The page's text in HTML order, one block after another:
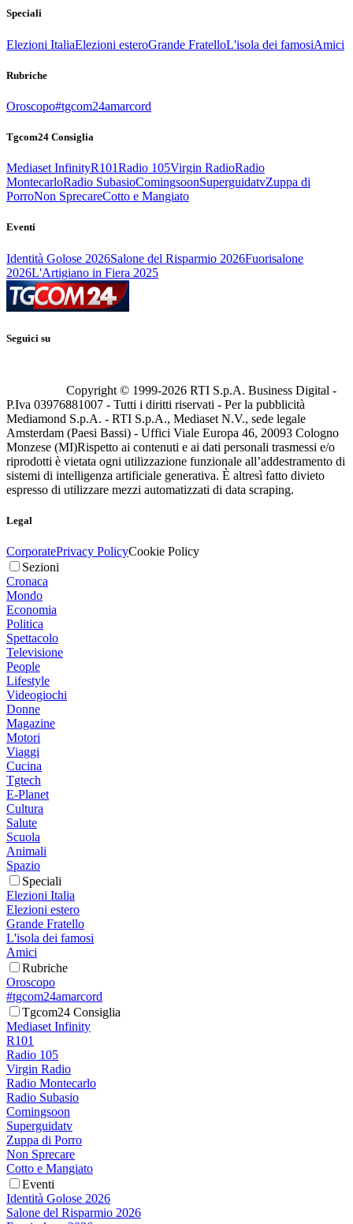
Speciali
Elezioni ItaliaElezioni esteroGrande FratelloL'isola dei famosiAmici
Rubriche
Oroscopo#tgcom24amarcord
Tgcom24 Consiglia
Mediaset InfinityR101Radio 105Virgin RadioRadio
MontecarloRadio SubasioComingsoonSuperguidatvZuppa di
PorroNon SprecareCotto e Mangiato
Eventi
Identità Golose 2026Salone del Risparmio 2026Fuorisalone
2026L'Artigiano in Fiera 2025
Seguici su
Copyright © 1999-2026 RTI S.p.A. Business Digital -
P.Iva 03976881007 - Tutti i diritti riservati - Per la pubblicità
Mediamond S.p.A. - RTI S.p.A., Mediaset N.V., sede legale
Amsterdam (Paesi Bassi) - Uffici Viale Europa 46, 20093 Cologno
Monzese (MI)Rispetto ai contenuti e ai dati personali trasmessi e/o
riprodotti è vietata ogni utilizzazione funzionale all’addestramento di
sistemi di intelligenza artificiale generativa. È altresì fatto divieto
espresso di utilizzare mezzi automatizzati di data scraping.
Legal
CorporatePrivacy PolicyCookie Policy
Sezioni
Cronaca
Mondo
Economia
Politica
Spettacolo
Televisione
People
Lifestyle
Videogiochi
Donne
Magazine
Motori
Viaggi
Cucina
Tgtech
E-Planet
Cultura
Salute
Scuola
Animali
Spazio
Speciali
Elezioni Italia
Elezioni estero
Grande Fratello
L'isola dei famosi
Amici
Rubriche
Oroscopo
#tgcom24amarcord
Tgcom24 Consiglia
Mediaset Infinity
R101
Radio 105
Virgin Radio
Radio Montecarlo
Radio Subasio
Comingsoon
Superguidatv
Zuppa di Porro
Non Sprecare
Cotto e Mangiato
Eventi
Identità Golose 2026
Salone del Risparmio 2026